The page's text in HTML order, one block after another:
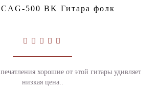
CAG-500 BK Гитара фолк
хорошие от этой гитары удивляет
низкая цена..